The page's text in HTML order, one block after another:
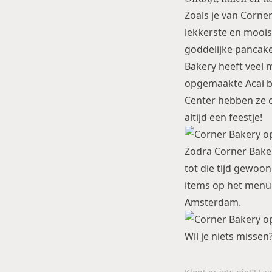
Zoals je van
lekkerste en
goddelijke
Bakery heeft veel
opgemaakte Acai
Center hebben ze
altijd een feestje!
Zodra Corner
tot die tijd
items op het
Amsterdam.
Wil je niets